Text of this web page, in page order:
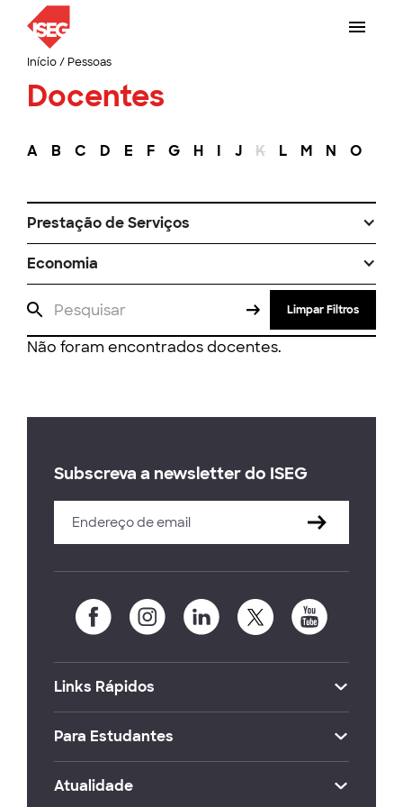
Início/ Pessoas
Docentes
A B C D E F G H I J K L M N O
Prestação de Serviços
Economia
Limpar Filtros
Não foram encontrados docentes.
Subscreva a newsletter do ISEG
Links Rápidos
Para Estudantes
Atualidade